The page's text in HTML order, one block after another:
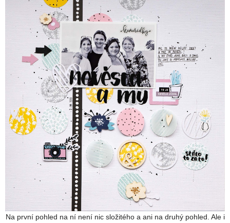
Na první pohled na ní není nic složitého a ani na druhý pohled. Ale i